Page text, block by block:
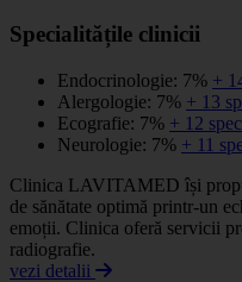
Specialitățile clinicii
Endocrinologie: 7% +
Alergologie: 7% + 13
Ecografie: 7% + 12
Neurologie: 7% + 11
Clinica LAVITAMED își
de sănătate optimă printr-un
emoții. Clinica oferă servicii
radiografie.
vezi detalii